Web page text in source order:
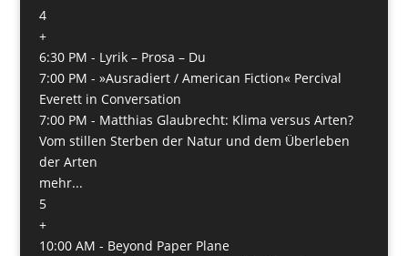
4
+
6:30 PM - Lyrik – Prosa – Du
7:00 PM - »Ausradiert / American Fiction« Percival
Everett in Conversation
7:00 PM - Matthias Glaubrecht: Klima versus Arten?
Vom stillen Sterben der Natur und dem Überleben
der Arten
mehr...
5
+
10:00 AM - Beyond Paper Plane